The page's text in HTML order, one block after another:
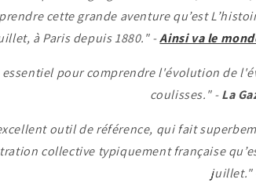
cette grande aventure qu’est
à Paris depuis 1880." -Ainsi va le
essentiel pour comprendre l'évolution de
coulisses." -La
outil de référence, qui fait
collective typiquement française
juillet."